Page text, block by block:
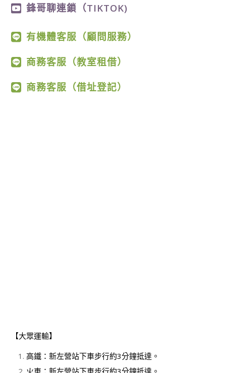
鋒哥聊連鎖（TIKTOK)
有機體客服（顧問服務）
商務客服（教室租借）
商務客服（借址登記）
【大眾運輸】
高鐵：新左營站下車步行約3分鐘抵達。
火車：新左營站下車步行約3分鐘抵達。